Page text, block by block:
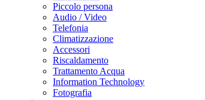
Piccolo persona
Audio / Video
Telefonia
Climatizzazione
Accessori
Riscaldamento
Trattamento Acqua
Information Technology
Fotografia